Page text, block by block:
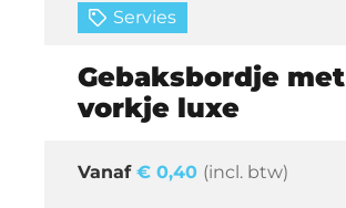
Servies
Gebaksbordje met
vorkje luxe
€ 0,40 (incl. btw)